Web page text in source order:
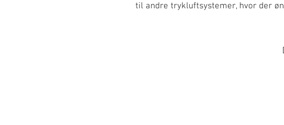
til andre trykluftsystemer, hvor der